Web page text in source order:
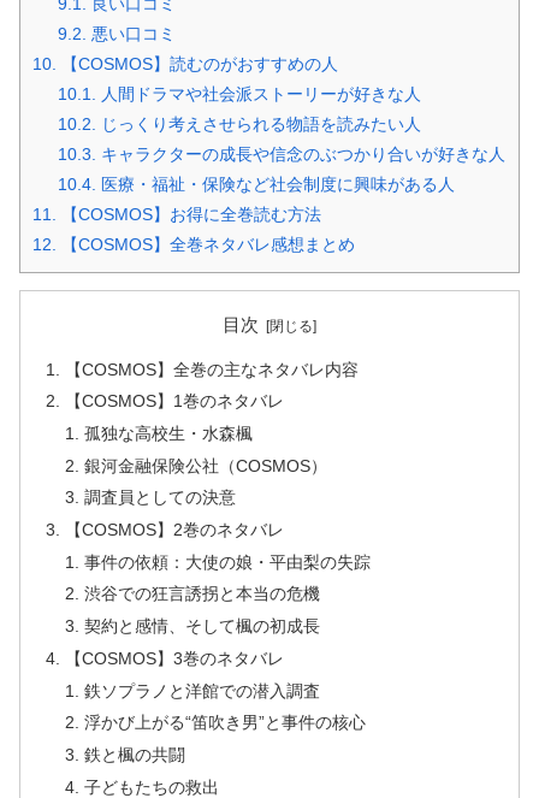
9.2.
悪い口コミ
10.
【COSMOS】読むのがおすすめの人
10.1.
人間ドラマや社会派ストーリーが好きな人
10.2.
じっくり考えさせられる物語を読みたい人
10.3.
キャラクターの成長や信念のぶつかり合いが好きな人
10.4.
医療・福祉・保険など社会制度に興味がある人
11.
【COSMOS】お得に全巻読む方法
12.
【COSMOS】全巻ネタバレ感想まとめ
目次
【COSMOS】全巻の主なネタバレ内容
【COSMOS】1巻のネタバレ
孤独な高校生・水森楓
銀河金融保険公社（COSMOS）
調査員としての決意
【COSMOS】2巻のネタバレ
事件の依頼：大使の娘・平由梨の失踪
渋谷での狂言誘拐と本当の危機
契約と感情、そして楓の初成長
【COSMOS】3巻のネタバレ
鉄ソプラノと洋館での潜入調査
浮かび上がる“笛吹き男”と事件の核心
鉄と楓の共闘
子どもたちの救出